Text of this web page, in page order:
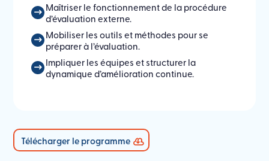
Maîtriser le fonctionnement de la procédure
d’évaluation externe.
Mobiliser les outils et méthodes pour se
préparer à l’évaluation.
Impliquer les équipes et structurer la
dynamique d’amélioration continue.
Télécharger le programme